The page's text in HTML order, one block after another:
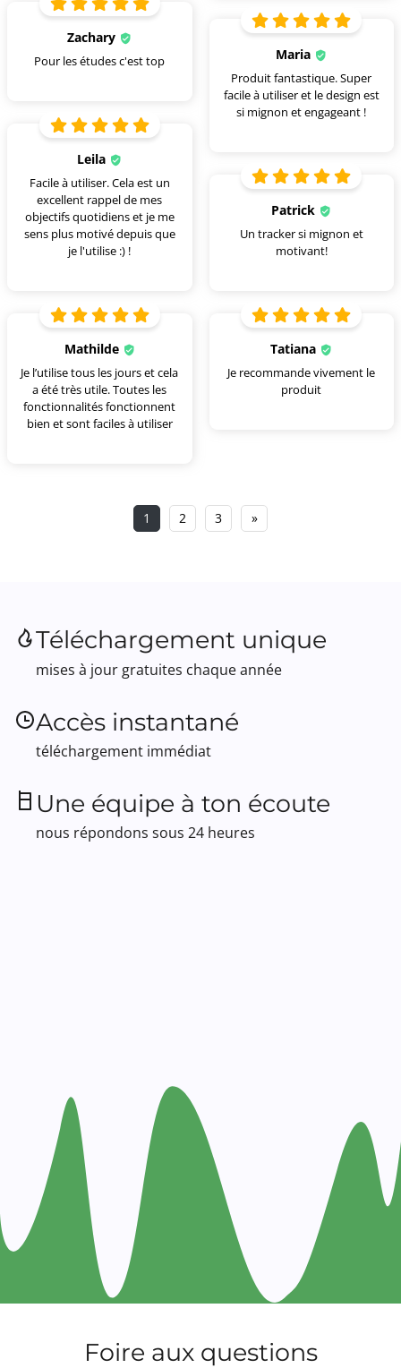
Zachary
Pour les études c'est top Maria
Produit fantastique. Super
facile à utiliser et le design est
si mignon et engageant !
Leila
Facile à utiliser. Cela est un
excellent rappel de mes
objectifs quotidiens et je me
sens plus motivé depuis que
je l'utilise :) !
Patrick
Un tracker si mignon et
motivant!
Mathilde
Je l’utilise tous les jours et cela
a été très utile. Toutes les
fonctionnalités fonctionnent
bien et sont faciles à utiliser
Tatiana
Je recommande vivement le
produit
1 2 3 »
Téléchargement unique
mises à jour gratuites chaque année
Accès instantané
téléchargement immédiat
Une équipe à ton écoute
nous répondons sous 24 heures
Foire aux questions